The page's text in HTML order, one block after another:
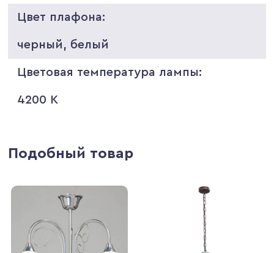
Цвет плафона:
черный, белый
Цветовая температура лампы:
4200 K
Подобный товар